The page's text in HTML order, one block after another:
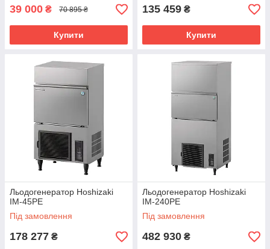
39 000 ₴ 70 895 ₴
Купити
135 459 ₴
Купити
Льодогенератор Hoshizaki
IM-45PE
Під замовлення
178 277 ₴
Льодогенератор Hoshizaki
IM-240PE
Під замовлення
482 930 ₴